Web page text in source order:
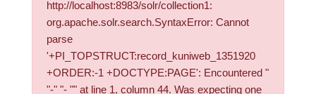
http://localhost:8983/solr/collection1:
org.apache.solr.search.SyntaxError: Cannot
parse
'+PI_TOPSTRUCT:record_kuniweb_1351920
+ORDER:-1 +DOCTYPE:PAGE': Encountered "
"-" "- "" at line 1, column 44. Was expecting one